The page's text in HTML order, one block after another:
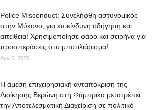
Police Misconduct: Συνελήφθη αστυνομικός
στην Μύκονο, για επικίνδυνη οδήγηση και
απείθεια! Χρησιμοποίησε φάρο και σειρήνα για
προσπεράσεις στο μποτιλιάρισμα!
Αυγ 6, 2026
Η άμεση επιχειρησιακή ανταπόκριση της
Διοίκησης Βερώνη στη Φάμπρικα μετατρέπει
την Αποτελεσματική Διαχείριση σε πολιτικό